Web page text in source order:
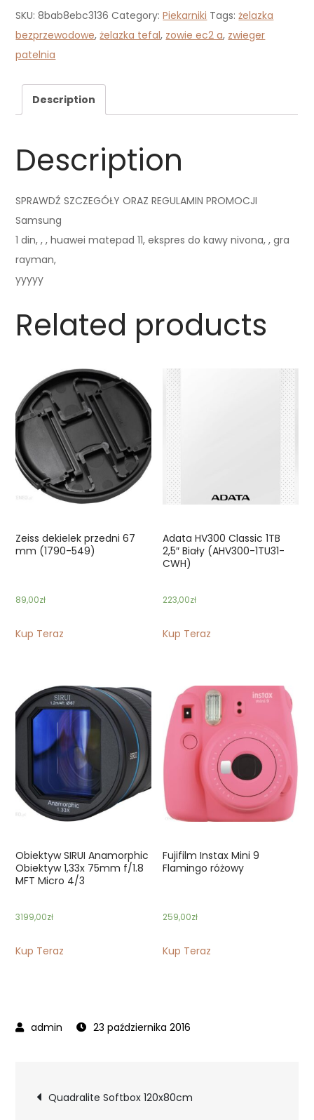
SKU:8bab8ebc3136 Category:Piekarniki Tags:żelazka
bezprzewodowe,żelazka tefal, zowie ec2 a, zwieger
patelnia
Description
Description
SPRAWDŹ SZCZEGÓŁY ORAZ REGULAMIN PROMOCJI
Samsung
1 din, , , huawei matepad 11, ekspres do kawy nivona, , gra
rayman,
yyyyy
Related products
Zeiss dekielek przedni 67
mm (1790-549)
89,00zł
Kup Teraz
Adata HV300 Classic 1TB
2,5″ Biały (AHV300-1TU31-
CWH)
223,00zł
Kup Teraz
Obiektyw SIRUI Anamorphic
Obiektyw 1,33x 75mm f/1.8
MFT Micro 4/3
3199,00zł
Kup Teraz
Fujifilm Instax Mini 9
Flamingo różowy
259,00zł
Kup Teraz
23 października 2016
Nawigacja
Quadralite Softbox 120x80cm